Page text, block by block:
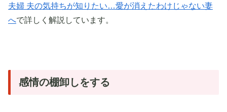
夫婦 夫の気持ちが知りたい…愛が消えたわけじゃない妻
へで詳しく解説しています。
感情の棚卸しをする